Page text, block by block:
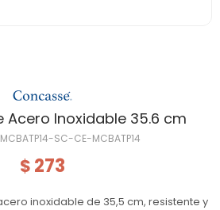
Acero Inoxidable 35.6 cm
SC-CE-MCBATP14
$ 273
inoxidable de 35,5 cm, resistente y